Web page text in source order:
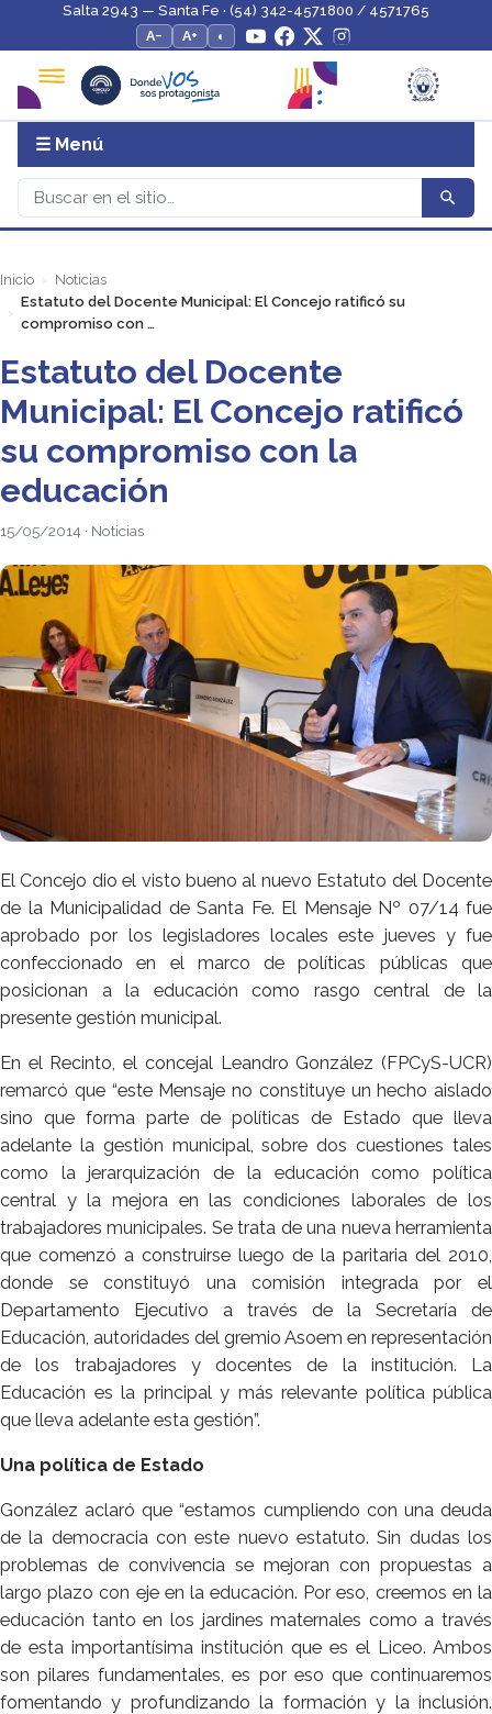
Salta 2943 — Santa Fe · (54) 342-4571800 / 4571765
A−
A+ ◐
☰ Menú
Inicio
Noticias
Estatuto del Docente Municipal: El Concejo ratificó su
compromiso con …
Estatuto del Docente
Municipal: El Concejo ratificó
su compromiso con la
educación
15/05/2014 · Noticias
El Concejo dio el visto bueno al nuevo Estatuto del Docente
de la Municipalidad de Santa Fe. El Mensaje Nº 07/14 fue
aprobado por los legisladores locales este jueves y fue
confeccionado en el marco de políticas públicas que
posicionan a la educación como rasgo central de la
presente gestión municipal.
En el Recinto, el concejal Leandro González (FPCyS-UCR)
remarcó que “este Mensaje no constituye un hecho aislado
sino que forma parte de políticas de Estado que lleva
adelante la gestión municipal, sobre dos cuestiones tales
como la jerarquización de la educación como política
central y la mejora en las condiciones laborales de los
trabajadores municipales. Se trata de una nueva herramienta
que comenzó a construirse luego de la paritaria del 2010,
donde se constituyó una comisión integrada por el
Departamento Ejecutivo a través de la Secretaría de
Educación, autoridades del gremio Asoem en representación
de los trabajadores y docentes de la institución. La
Educación es la principal y más relevante política pública
que lleva adelante esta gestión”.
Una política de Estado
González aclaró que “estamos cumpliendo con una deuda
de la democracia con este nuevo estatuto. Sin dudas los
problemas de convivencia se mejoran con propuestas a
largo plazo con eje en la educación. Por eso, creemos en la
educación tanto en los jardines maternales como a través
de esta importantísima institución que es el Liceo. Ambos
son pilares fundamentales, es por eso que continuaremos
fomentando y profundizando la formación y la inclusión.